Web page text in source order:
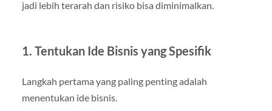
jadi lebih terarah dan risiko bisa diminimalkan.
1. Tentukan Ide Bisnis yang Spesifik
Langkah pertama yang paling penting adalah
menentukan ide bisnis.